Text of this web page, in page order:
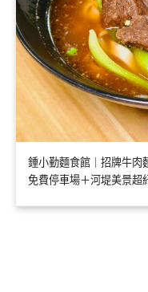
鍾小勤麵食館｜招牌牛肉
免費停車場＋河堤美景超